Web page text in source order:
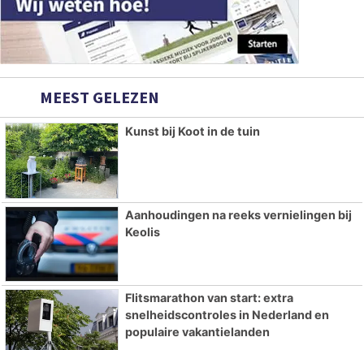
MEEST GELEZEN
Kunst bij Koot in de tuin
Aanhoudingen na reeks vernielingen bij
Keolis
Flitsmarathon van start: extra
snelheidscontroles in Nederland en
populaire vakantielanden